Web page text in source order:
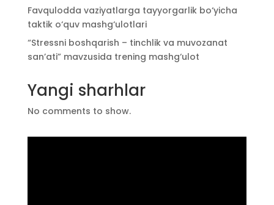
Favqulodda vaziyatlarga tayyorgarlik bo‘yicha
taktik o‘quv mashg‘ulotlari
“Stressni boshqarish – tinchlik va muvozanat
san’ati” mavzusida trening mashg‘ulot
Yangi sharhlar
No comments to show.